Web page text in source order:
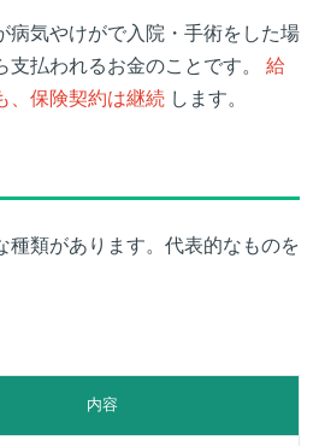
病気やけがで入院・手術をした場
支払われるお金のことです。 給
、保険契約は継続 します。
種類があります。代表的なものを
内容